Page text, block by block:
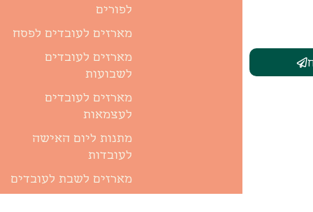
לפורים
מארזים לעובדים לפסח
מארזים לעובדים
לשבועות
מארזים לעובדים
לעצמאות
מתנות ליום האישה
לעובדות
מארזים לשבת לעובדים